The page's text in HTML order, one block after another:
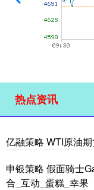
热点资讯
亿融策略 WTI原油
申银策略 假面骑士
合_互动_蛋糕_幸果